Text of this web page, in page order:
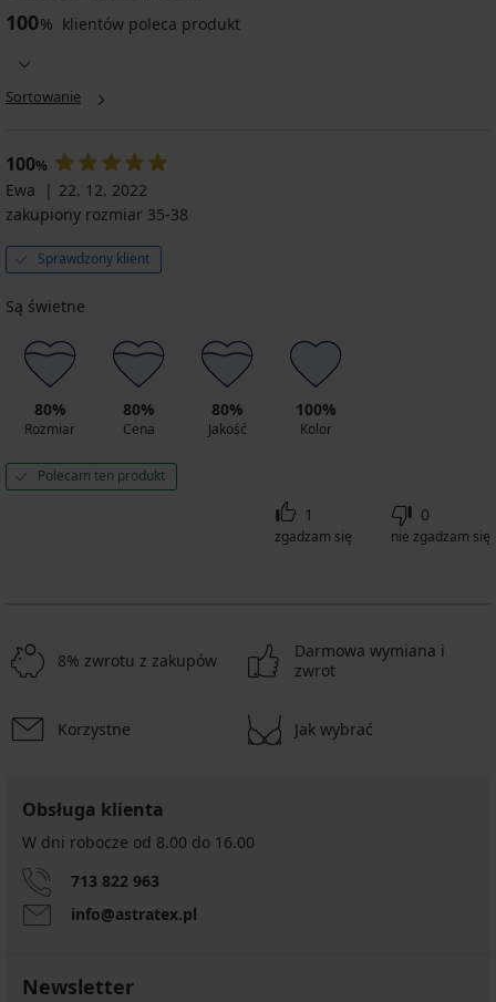
100% klientów poleca produkt
Sortowanie
100%
Ewa
22. 12. 2022
zakupiony rozmiar 35-38
Sprawdzony klient
Są świetne
80%
Rozmiar
80%
Cena
80%
Jakość
100%
Kolor
Polecam ten produkt
1
zgadzam się
0
nie zgadzam się
8% zwrotu z zakupów
Darmowa wymiana i
zwrot
Korzystne Jak wybrać
Obsługa klienta
W dni robocze od 8.00 do 16.00
713 822 963
info@astratex.pl
Newsletter